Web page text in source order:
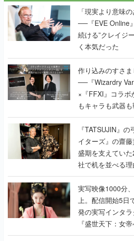
「現実より意味
──『EVE Online
続ける”クレイジ
く本気だった
作り込みのすさ
──『Wizardry
×『FFXI』コラボ
もキャラも武器
で作り込まれた
く
『TATSUJIN』
イターズ』の齋
盛期を支えてい
社で机を並べる
『TATSUJIN
んだレジェンド2
実写映像1000分
上。配信開始5日
発の実写インタ
『盛世天下：女
うこだわりをプ